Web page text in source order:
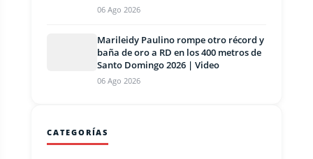
06 Ago 2026
Marileidy Paulino rompe otro récord y
baña de oro a RD en los 400 metros de
Santo Domingo 2026 | Video
06 Ago 2026
CATEGORÍAS